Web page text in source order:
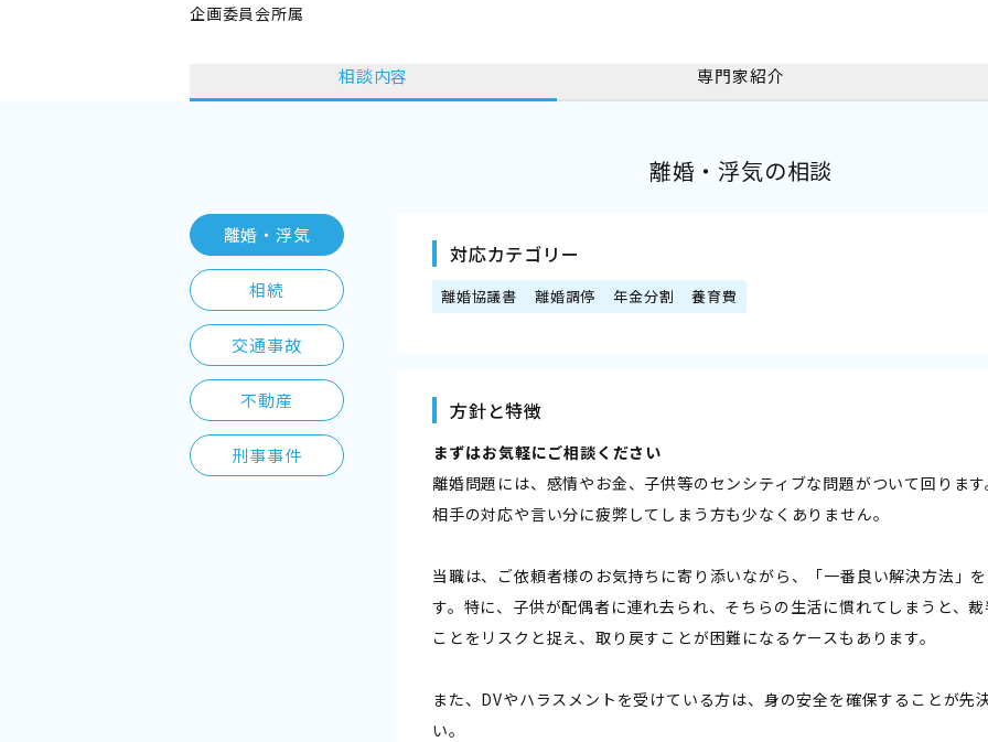
企画委員会所属
相談内容 専門家紹介
離婚・浮気の相談
離婚・浮気
相続
交通事故
不動産
刑事事件
対応カテゴリー
離婚協議書 離婚調停 年金分割 養育費
方針と特徴
――まずはお気軽にご相談ください――
離婚問題には、感情やお金、子供等のセンシティブな問題がついて回りま
相手の対応や言い分に疲弊してしまう方も少なくありません。
当職は、ご依頼者様のお気持ちに寄り添いながら、「一番良い解決方法」
す。特に、子供が配偶者に連れ去られ、そちらの生活に慣れてしまうと、
ことをリスクと捉え、取り戻すことが困難になるケースもあります。
また、DVやハラスメントを受けている方は、身の安全を確保することが先
い。